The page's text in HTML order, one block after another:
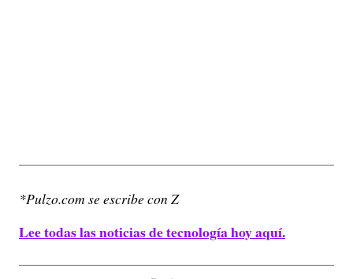
*Pulzo.com se escribe con Z
Lee todas las noticias de tecnología hoy aquí.